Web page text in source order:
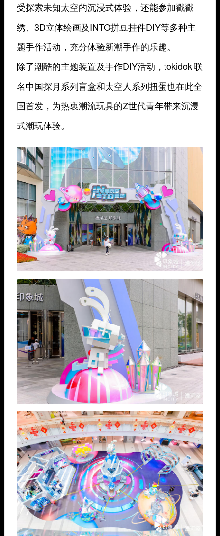
受探索未知太空的沉浸式体验，还能参加戳戳
绣、3D立体绘画及INTO拼豆挂件DIY等多种主
题手作活动，充分体验新潮手作的乐趣。
除了潮酷的主题装置及手作DIY活动，tokidoki联
名中国探月系列盲盒和太空人系列扭蛋也在此全
国首发，为热衷潮流玩具的Z世代青年带来沉浸
式潮玩体验。